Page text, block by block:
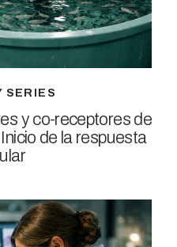
SERIES
y co-receptores de
de la respuesta